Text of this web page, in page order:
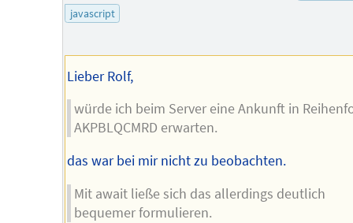
javascript
Lieber Rolf,
würde ich beim Server eine Ankunft in
AKPBLQCMRD erwarten.
das war bei mir nicht zu beobachten.
Mit await ließe sich das allerdings deutlich
bequemer formulieren.